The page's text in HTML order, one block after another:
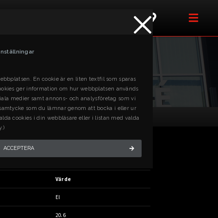
METALL, ELDRIVEN, < 35 MM
Värde
El
20.6
x
En cookie är en liten textfil som sparas
ger information om hur webbplatsen används
medier samt annons- och analysföretag som vi
som du lämnar genom att bocka i eller ur
cookies i din webbläsare eller i listan med valda
ACCEPTERA